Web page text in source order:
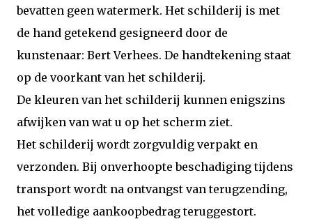
bevatten geen watermerk. Het schilderij is met
de hand getekend gesigneerd door de
kunstenaar: Bert Verhees. De handtekening staat
op de voorkant van het schilderij.
De kleuren van het schilderij kunnen enigszins
afwijken van wat u op het scherm ziet.
Het schilderij wordt zorgvuldig verpakt en
verzonden. Bij onverhoopte beschadiging tijdens
transport wordt na ontvangst van terugzending,
het volledige aankoopbedrag teruggestort.